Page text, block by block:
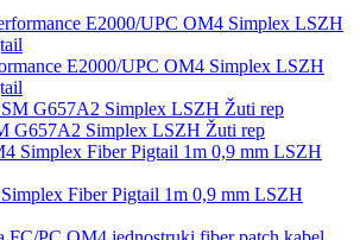
E2000/UPC OM4 Simplex LSZH
G657A2 Simplex LSZH Žuti rep
Fiber Pigtail 1m 0,9 mm LSZH